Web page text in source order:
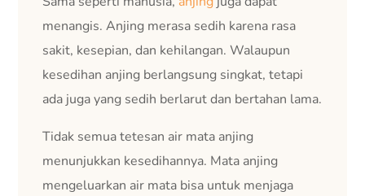
menangis. Anjing merasa sedih karena rasa
sakit, kesepian, dan kehilangan. Walaupun
kesedihan anjing berlangsung singkat, tetapi
ada juga yang sedih berlarut dan bertahan lama.
Tidak semua tetesan air mata anjing
menunjukkan kesedihannya. Mata anjing
mengeluarkan air mata bisa untuk menjaga